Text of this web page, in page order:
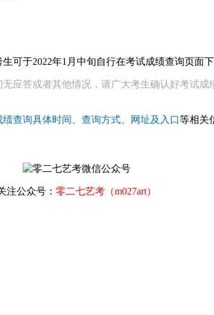
可于2022年1月中旬自行在考试成绩查询页面
应答或者其他情况，请广大考生确认好考试
绩查询具体时间、查询方式、网址及入口等相关
注公众号： 零二七艺考（m027art）